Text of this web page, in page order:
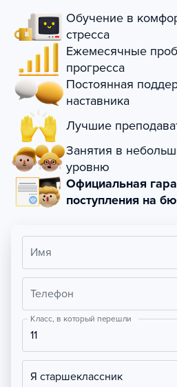
Обучение в
стресса
Ежемесячные
прогресса
Постоянная
наставника
Лучшие
Занятия в
уровню
Официальная
поступления на
Имя
Телефон
Класс, в который перешли
11
Я старшеклассник